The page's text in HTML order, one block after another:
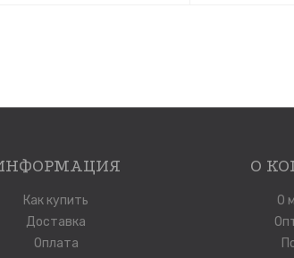
Как купить
Доставка
Оплата
О
О